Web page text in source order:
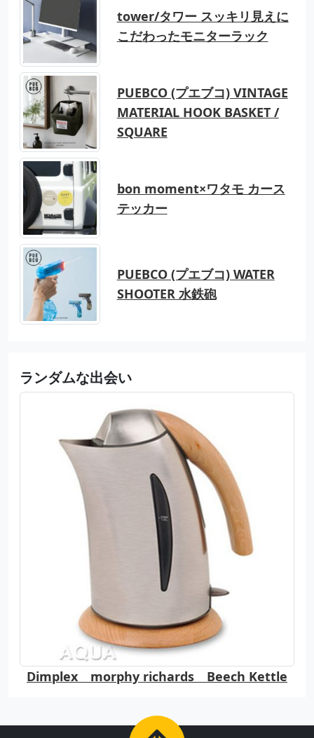
tower/タワー スッキリ見えに
こだわったモニターラック
PUEBCO (プエブコ) VINTAGE
MATERIAL HOOK BASKET /
SQUARE
bon moment×ワタモ カース
テッカー
PUEBCO (プエブコ) WATER
SHOOTER 水鉄砲
ランダムな出会い
Dimplex morphy richards Beech Kettle